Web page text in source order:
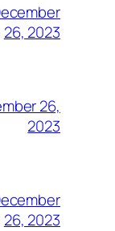
26, 2023
26,
2023
26, 2023